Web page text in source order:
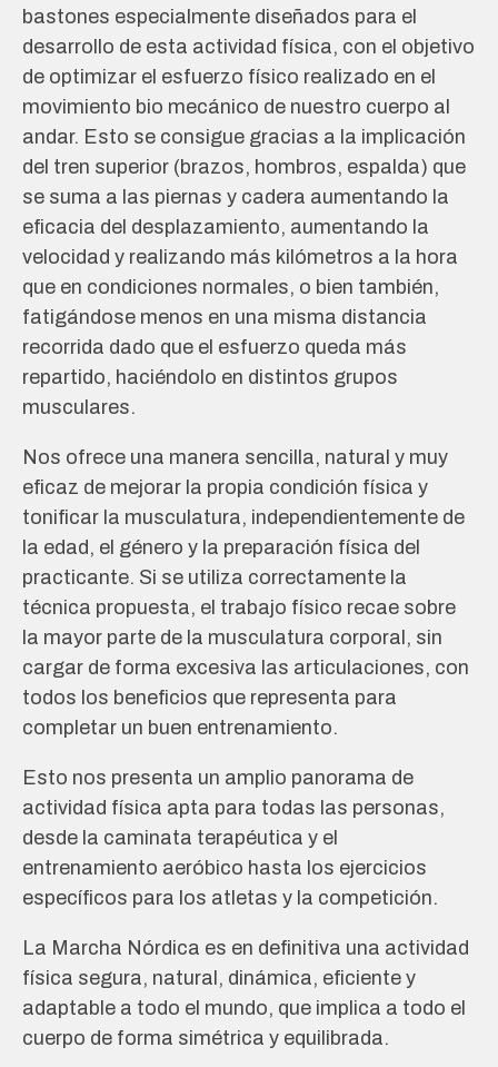
bastones especialmente diseñados para el
desarrollo de esta actividad física, con el objetivo
de optimizar el esfuerzo físico realizado en el
movimiento bio mecánico de nuestro cuerpo al
andar. Esto se consigue gracias a la implicación
del tren superior (brazos, hombros, espalda) que
se suma a las piernas y cadera aumentando la
eficacia del desplazamiento, aumentando la
velocidad y realizando más kilómetros a la hora
que en condiciones normales, o bien también,
fatigándose menos en una misma distancia
recorrida dado que el esfuerzo queda más
repartido, haciéndolo en distintos grupos
musculares.
Nos ofrece una manera sencilla, natural y muy
eficaz de mejorar la propia condición física y
tonificar la musculatura, independientemente de
la edad, el género y la preparación física del
practicante. Si se utiliza correctamente la
técnica propuesta, el trabajo físico recae sobre
la mayor parte de la musculatura corporal, sin
cargar de forma excesiva las articulaciones, con
todos los beneficios que representa para
completar un buen entrenamiento.
Esto nos presenta un amplio panorama de
actividad física apta para todas las personas,
desde la caminata terapéutica y el
entrenamiento aeróbico hasta los ejercicios
específicos para los atletas y la competición.
La Marcha Nórdica es en definitiva una actividad
física segura, natural, dinámica, eficiente y
adaptable a todo el mundo, que implica a todo el
cuerpo de forma simétrica y equilibrada.